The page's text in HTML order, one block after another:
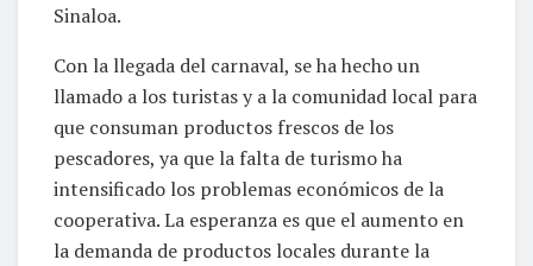
Sinaloa.
Con la llegada del carnaval, se ha hecho un
llamado a los turistas y a la comunidad local para
que consuman productos frescos de los
pescadores, ya que la falta de turismo ha
intensificado los problemas económicos de la
cooperativa. La esperanza es que el aumento en
la demanda de productos locales durante la